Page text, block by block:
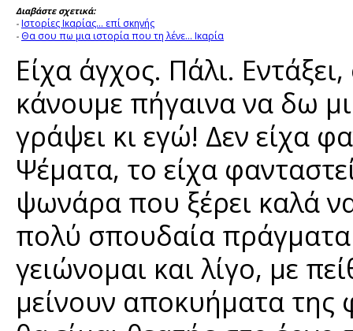
Διαβάστε σχετικά:
- Ιστορίες Ικαρίας... επί σκηνής
- Θα σου πω μια ιστορία που τη λένε... Ικαρία
Είχα άγχος. Πάλι.
κάνουμε πήγαινα να δω
γράψει κι εγώ! Δεν είχα
Ψέματα, το είχα
ψωνάρα που ξέρει καλά
πολύ σπουδαία πράγματα
γειώνομαι και λίγο, με
μείνουν αποκυήματα